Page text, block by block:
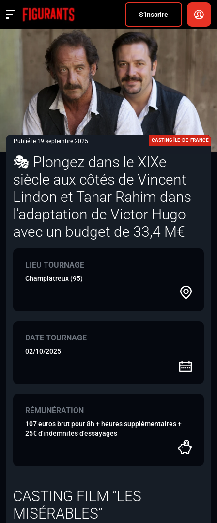
S’inscrire
Actualités
ANNONCER
FAQ
S’inscrire
CONNEXION
Publié le 19 septembre 2025
CASTING ÎLE-DE-FRANCE
🎭 Plongez dans le XIXe
siècle aux côtés de Vincent
Lindon et Tahar Rahim dans
l’adaptation de Victor Hugo
avec un budget de 33,4 M€
LIEU TOURNAGE
Champlatreux (95)
DATE TOURNAGE
02/10/2025
RÉMUNÉRATION
107 euros brut pour 8h + heures supplémentaires +
25€ d'indemnités d'essayages
CASTING FILM “LES
MISÉRABLES”